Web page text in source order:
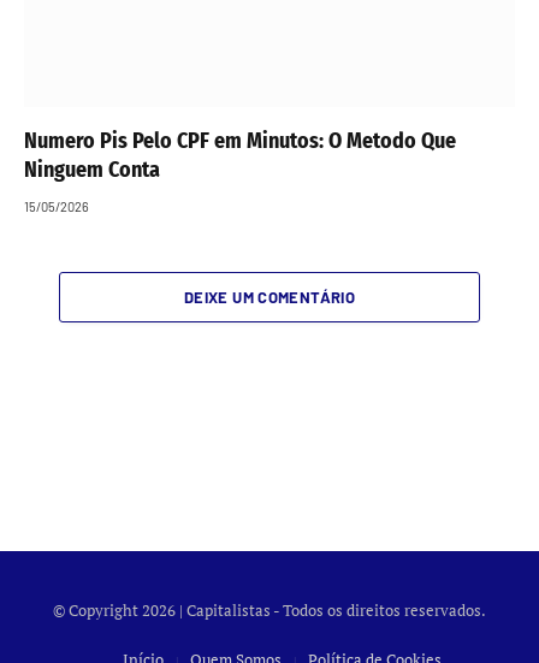
Numero Pis Pelo CPF em Minutos: O Metodo Que
Ninguem Conta
15/05/2026
DEIXE UM COMENTÁRIO
© Copyright 2026 | Capitalistas - Todos os direitos reservados.